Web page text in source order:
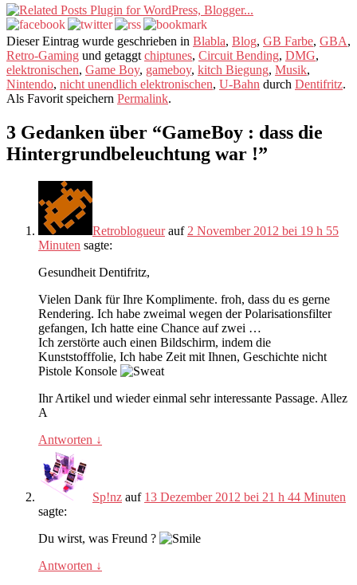
Dieser Eintrag wurde geschrieben in Blabla, Blog, GB Farbe, GBA,
Retro-Gaming und getaggtchiptunes, Circuit Bending, DMG,
elektronischen, Game Boy, gameboy, kitch Biegung, Musik,
Nintendo, nicht unendlich elektronischen, U-Bahn durch Dentifritz.
Als Favorit speichern Permalink.
3 Gedanken über “GameBoy : dass die
Hintergrundbeleuchtung war !”
Retroblogueurauf 2 November 2012 bei 19 h 55
Minuten sagte:
Gesundheit Dentifritz,
Vielen Dank für Ihre Komplimente. froh, dass du es gerne
Rendering. Ich habe zweimal wegen der Polarisationsfilter
gefangen, Ich hatte eine Chance auf zwei …
Ich zerstörte auch einen Bildschirm, indem die
Kunststofffolie, Ich habe Zeit mit Ihnen, Geschichte nicht
Pistole Konsole
Ihr Artikel und wieder einmal sehr interessante Passage. Allez
A
Antworten ↓
Sp!nz auf 13 Dezember 2012 bei 21 h 44 Minuten
sagte:
Du wirst, was Freund ?
Antworten ↓